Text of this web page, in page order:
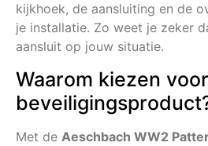
kijkhoek, de aansluiting en de
je installatie. Zo weet je zeker
aansluit op jouw situatie.
Waarom kiezen
Met de Aeschbach WW2